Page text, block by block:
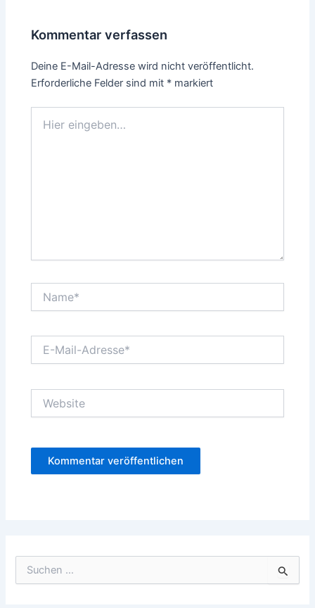
Kommentar verfassen
Deine E-Mail-Adresse wird nicht veröffentlicht.
Erforderliche Felder sind mit * markiert
eingeben…
Mail-